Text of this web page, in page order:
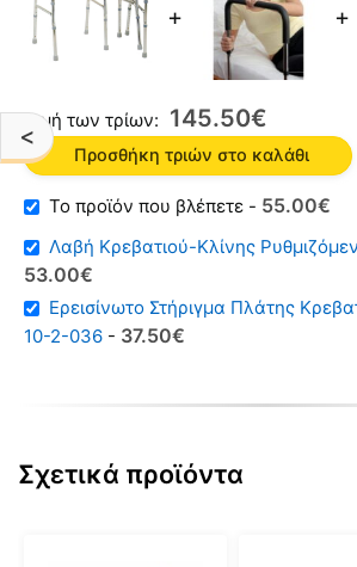
<
+ +
Τιμή των τρίων: 145.50€
Προσθήκη τριών στο καλάθι
- Original
was:
55.00€
Η
τιμή
55.00€.
Λαβή Κρεβατιού-Κλίνης
Original
price
was:
53.00€
Η
τρέχουσα
τιμή
Ερεισίνωτο Στήριγμα Πλάτης
10-2-036 - Original
37.50€
Η
Σχετικά προϊόντα